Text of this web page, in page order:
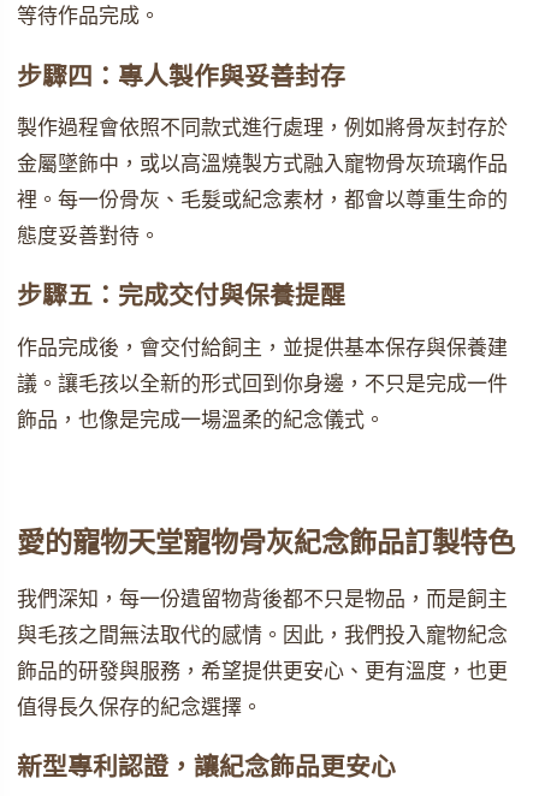
等待作品完成。
步驟四：專人製作與妥善封存
製作過程會依照不同款式進行處理，例如將骨灰封存於
金屬墜飾中，或以高溫燒製方式融入寵物骨灰琉璃作品
裡。每一份骨灰、毛髮或紀念素材，都會以尊重生命的
態度妥善對待。
步驟五：完成交付與保養提醒
作品完成後，會交付給飼主，並提供基本保存與保養建
議。讓毛孩以全新的形式回到你身邊，不只是完成一件
飾品，也像是完成一場溫柔的紀念儀式。
愛的寵物天堂寵物骨灰紀念飾品訂製特色
我們深知，每一份遺留物背後都不只是物品，而是飼主
與毛孩之間無法取代的感情。因此，我們投入寵物紀念
飾品的研發與服務，希望提供更安心、更有溫度，也更
值得長久保存的紀念選擇。
新型專利認證，讓紀念飾品更安心